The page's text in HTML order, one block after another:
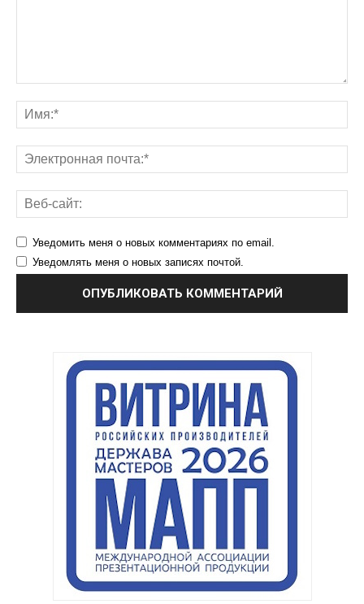
Уведомить меня о новых комментариях по email.
Уведомлять меня о новых записях почтой.